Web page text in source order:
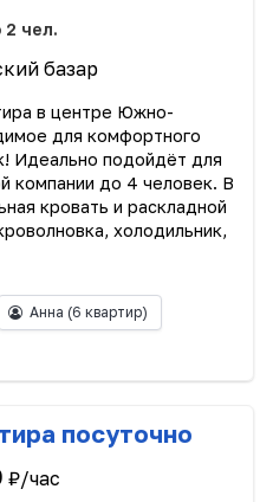
2 чел.
базар
в центре Южно-
для комфортного
Идеально подойдёт для
компании до 4 человек. В
кровать и раскладной
холодильник,
Анна (6 квартир)
посуточно
₽/час